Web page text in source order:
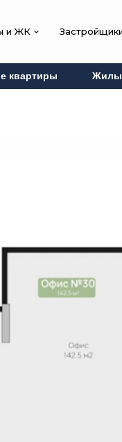
и ЖК
квартиры